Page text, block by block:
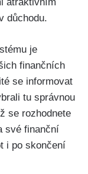
důchodu.
je
finančních
se informovat
tu správnou
se rozhodnete
své finanční
i po skončení